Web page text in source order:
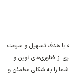
با هدف تسهیل و سرعت
از فناوری‌های نوین و
شما را به شکلی مطمئن و